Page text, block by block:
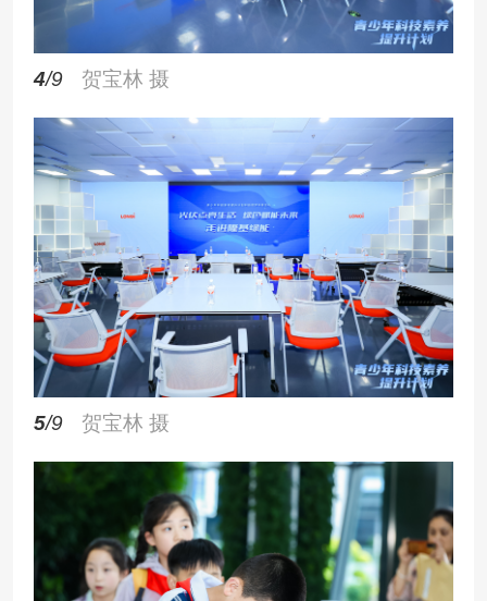
4/9 贺宝林 摄
5/9 贺宝林 摄